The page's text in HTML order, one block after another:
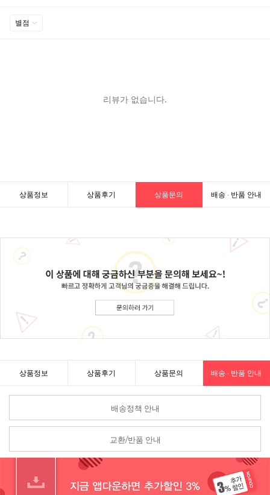
상품정보 상품후기 상품문의 배송 · 반품 안내
상품정보 상품후기 상품문의 배송 · 반품 안내
배송정책 안내
교환/반품 안내